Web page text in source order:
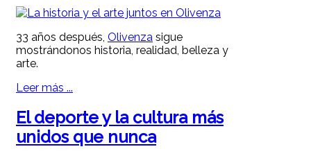
33 años después, Olivenza sigue
mostrándonos historia, realidad, belleza y
arte.
Leer más ...
El deporte y la cultura más
unidos que nunca